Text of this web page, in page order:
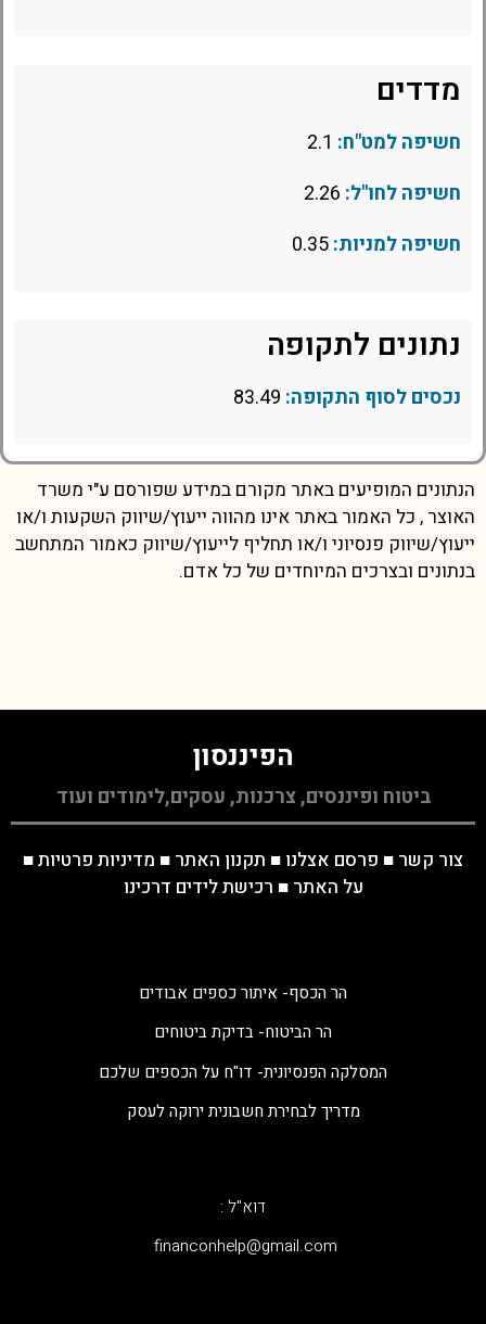
מדדים
חשיפה למט"ח:
חשיפה לחו"ל:
חשיפה למניות:
נתונים לתקופה
נכסים לסוף התקופה:
הנתונים המופיעים באתר מקורם במידע שפורסם ע"י משרד
האוצר , כל האמור באתר אינו מהווה ייעוץ/שיווק השקעות ו/או
ייעוץ/שיווק פנסיוני ו/או תחליף לייעוץ/שיווק כאמור המתחשב
בנתונים ובצרכים המיוחדים של כל אדם.
הפיננסון
ביטוח ופיננסים, צרכנות, עסקים,לימודים ועוד
צור קשר ■ פרסם אצלנו ■ תקנון האתר ■ מדיניות פרטיות■
על האתר ■ רכישת לידים דרכינו
הר הכסף- איתור כספים אבודים
הר הביטוח- בדיקת ביטוחים
המסלקה הפנסיונית- דו"ח על הכספים שלכם
מדריך לבחירת חשבונית ירוקה לעסק
דוא"ל :
‫financonhelp@gmail.com‬